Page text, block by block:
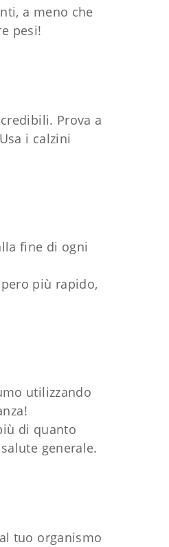
a meno che
pesi!
Prova a
i calzini
fine di ogni
più rapido,
utilizzando
di quanto
generale.
tuo organismo